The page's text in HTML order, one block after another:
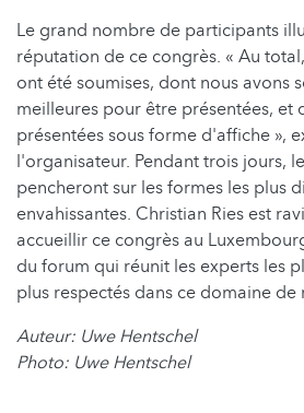
Le grand nombre de participants
réputation de ce congrès. « Au
ont été soumises, dont nous avons
meilleures pour être présentées, et
présentées sous forme d'affiche »,
l'organisateur. Pendant trois jours,
pencheront sur les formes les plus
envahissantes. Christian Ries est
accueillir ce congrès au
du forum qui réunit les experts les
plus respectés dans ce domaine de
Auteur: Uwe Hentschel
Photo: Uwe Hentschel